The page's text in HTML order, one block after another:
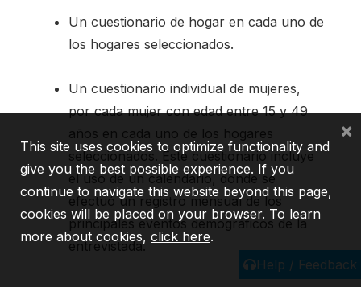
Un cuestionario de hogar en cada uno de
los hogares seleccionados.
Un cuestionario individual de mujeres,
por cada mujer con edad entre 15 y 49
años en cada uno de los hogares
seleccionados. Este cuestionario incluye
el uso de un calendario, donde se
efectuó un registro mensual de los
principales eventos demográficos de la
entrevistada.
Help / Feedback
This site uses cookies to optimize functionality and
give you the best possible experience. If you
continue to navigate this website beyond this page,
cookies will be placed on your browser. To learn
more about cookies, click here.
×